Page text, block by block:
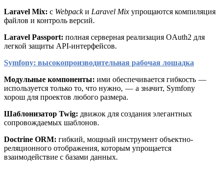
Laravel Mix: с Webpackи Laravel Mix упрощаются компиляция
файлов и контроль версий.
Laravel Passport: полная серверная реализация OAuth2 для
легкой защиты API-интерфейсов.
Symfony: высокопроизводительная рабочая лошадка
Модульные компоненты: ими обеспечивается гибкость —
используется только то, что нужно, — а значит, Symfony
хорош для проектов любого размера.
Шаблонизатор Twig: движок для создания элегантных
сопровождаемых шаблонов.
Doctrine ORM: гибкий, мощный инструмент объектно-
реляционного отображения, которым упрощается
взаимодействие с базами данных.